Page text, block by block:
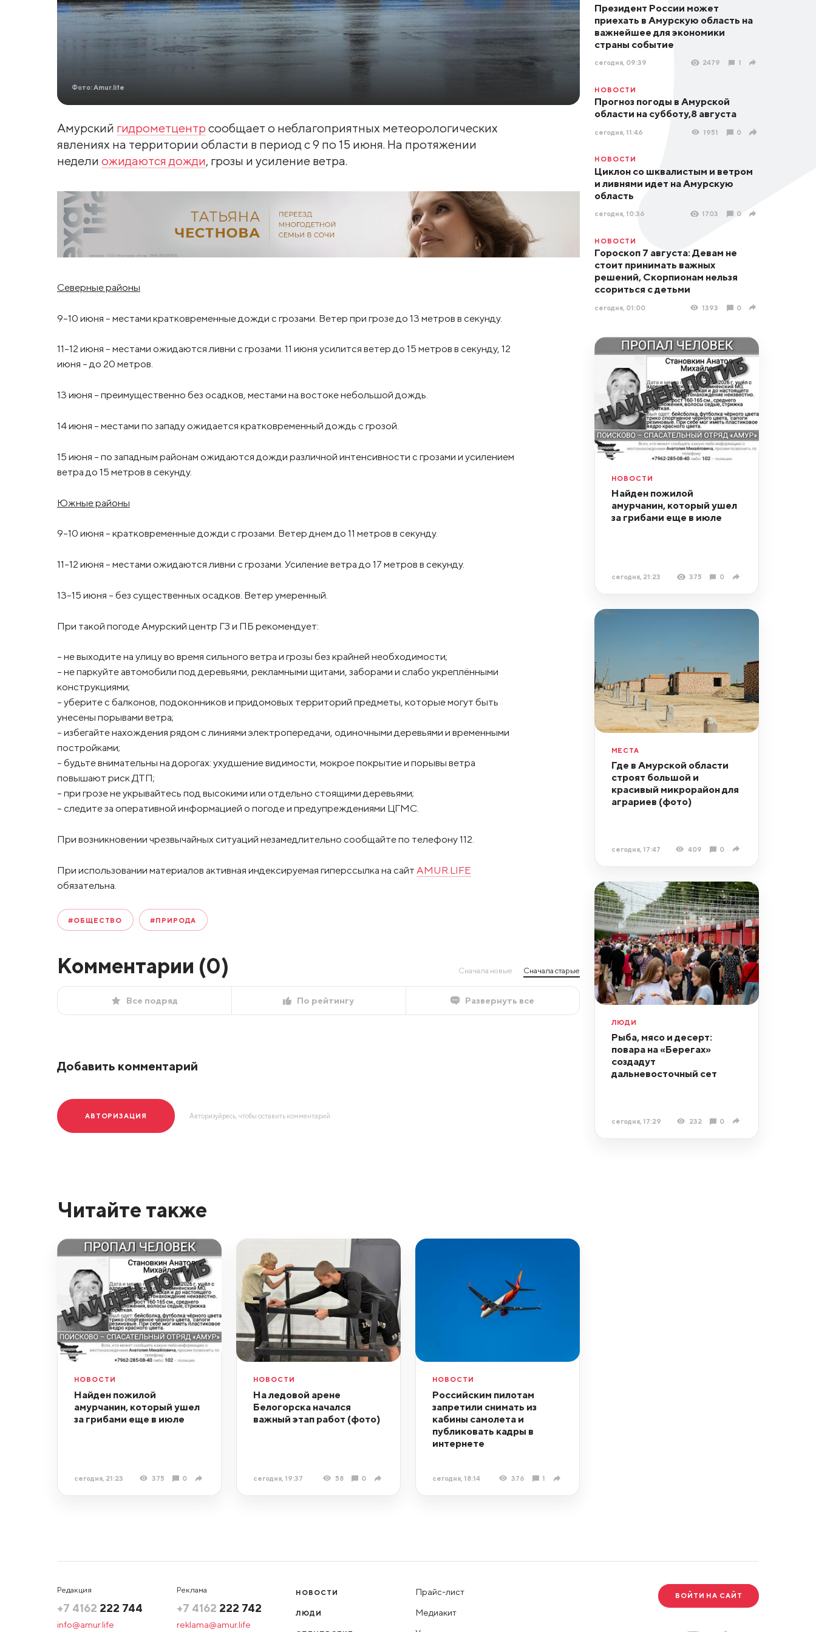
Фото: Amur.life
Амурский гидрометцентр сообщает о неблагоприятных метеорологических
явлениях на территории области в период с 9 по 15 июня. На протяжении
недели ожидаются дожди, грозы и усиление ветра.
Северные районы
9-10 июня – местами кратковременные дожди с грозами. Ветер при грозе до 13 метров в секунду.
11-12 июня – местами ожидаются ливни с грозами. 11 июня усилится ветер до 15 метров в секунду, 12
июня – до 20 метров.
13 июня – преимущественно без осадков, местами на востоке небольшой дождь.
14 июня – местами по западу ожидается кратковременный дождь с грозой.
15 июня – по западным районам ожидаются дожди различной интенсивности с грозами и усилением
ветра до 15 метров в секунду.
Южные районы
9-10 июня – кратковременные дожди с грозами. Ветер днем до 11 метров в секунду.
11-12 июня – местами ожидаются ливни с грозами. Усиление ветра до 17 метров в секунду.
13-15 июня – без существенных осадков. Ветер умеренный.
При такой погоде Амурский центр ГЗ и ПБ рекомендует:
– не выходите на улицу во время сильного ветра и грозы без крайней необходимости;
– не паркуйте автомобили под деревьями, рекламными щитами, заборами и слабо укреплёнными
конструкциями;
– уберите с балконов, подоконников и придомовых территорий предметы, которые могут быть
унесены порывами ветра;
– избегайте нахождения рядом с линиями электропередачи, одиночными деревьями и временными
постройками;
– будьте внимательны на дорогах: ухудшение видимости, мокрое покрытие и порывы ветра
повышают риск ДТП;
– при грозе не укрывайтесь под высокими или отдельно стоящими деревьями;
– следите за оперативной информацией о погоде и предупреждениями ЦГМС.
При возникновении чрезвычайных ситуаций незамедлительно сообщайте по телефону 112.
При использовании материалов активная индексируемая гиперссылка на сайт AMUR.LIFE
обязательна.
#ОБЩЕСТВО #ПРИРОДА
Комментарии (0) Сначала новые Сначала старые
Все подряд По рейтингу Развернуть все
Добавить комментарий
АВТОРИЗАЦИЯ Авторизуйресь, чтобы оставить комментарий.
Президент России может
приехать в Амурскую область на
важнейшее для экономики
страны событие
сегодня, 09:39 2479 1
НОВОСТИ
Прогноз погоды в Амурской
области на субботу,8 августа
сегодня, 11:46 1951 0
НОВОСТИ
Циклон со шквалистым и ветром
и ливнями идет на Амурскую
область
сегодня, 10:36 1703 0
НОВОСТИ
Гороскоп 7 августа: Девам не
стоит принимать важных
решений, Скорпионам нельзя
ссориться с детьми
сегодня, 01:00 1393 0
НОВОСТИ
Найден пожилой
амурчанин, который ушел
за грибами еще в июле
сегодня, 21:23 375 0
МЕСТА
Где в Амурской области
строят большой и
красивый микрорайон для
аграриев (фото)
сегодня, 17:47 409 0
ЛЮДИ
Рыба, мясо и десерт:
повара на «Берегах»
создадут
дальневосточный сет
сегодня, 17:29 232 0
Читайте также
НОВОСТИ
Найден пожилой
амурчанин, который ушел
за грибами еще в июле
сегодня, 21:23 375 0
НОВОСТИ
На ледовой арене
Белогорска начался
важный этап работ (фото)
сегодня, 19:37 58 0
НОВОСТИ
Российским пилотам
запретили снимать из
кабины самолета и
публиковать кадры в
интернете
сегодня, 18:14 376 1
Редакция
+7 4162 222 744
info@amur.life
Реклама
+7 4162 222 742
reklama@amur.life
НОВОСТИ
ЛЮДИ
Прайс-лист
Медиакит
ВОЙТИ НА САЙТ